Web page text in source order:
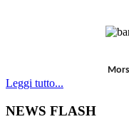
Leggi tutto...
NEWS FLASH